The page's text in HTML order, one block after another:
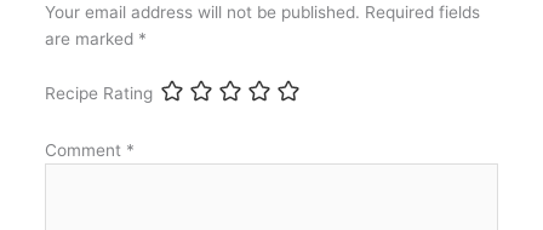
Your email address will not be published. Required fields
are marked *
Recipe Rating
Comment *